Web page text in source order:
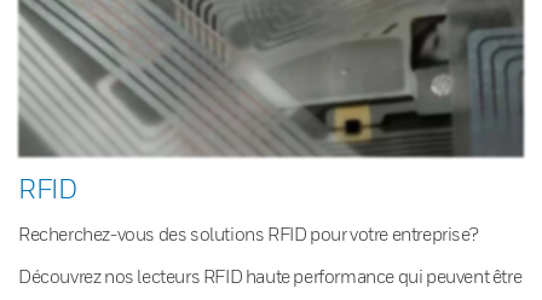
RFID
Recherchez-vous des solutions RFID pour votre entreprise?
Découvrez nos lecteurs RFID haute performance qui peuvent être